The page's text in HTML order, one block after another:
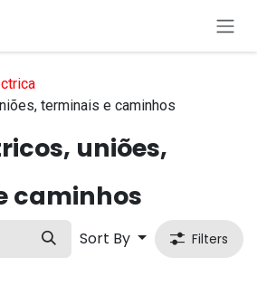
terminais e caminhos
uniões,
caminhos
Sort By Filters